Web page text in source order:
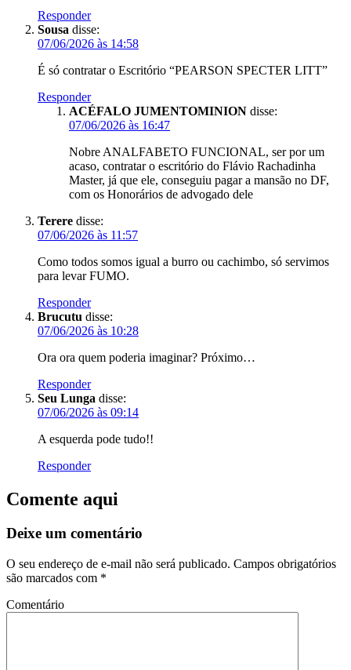
Responder
Sousa disse:
07/06/2026 às 14:58
É só contratar o Escritório “PEARSON SPECTER LITT”
Responder
ACÉFALO JUMENTOMINION disse:
07/06/2026 às 16:47
Nobre ANALFABETO FUNCIONAL, ser por um
acaso, contratar o escritório do Flávio Rachadinha
Master, já que ele, conseguiu pagar a mansão no DF,
com os Honorários de advogado dele
Terere disse:
07/06/2026 às 11:57
Como todos somos igual a burro ou cachimbo, só servimos
para levar FUMO.
Responder
Brucutu disse:
07/06/2026 às 10:28
Ora ora quem poderia imaginar? Próximo…
Responder
Seu Lunga disse:
07/06/2026 às 09:14
A esquerda pode tudo!!
Responder
Comente aqui
Deixe um comentário
O seu endereço de e-mail não será publicado. Campos obrigatórios
são marcados com *
Comentário